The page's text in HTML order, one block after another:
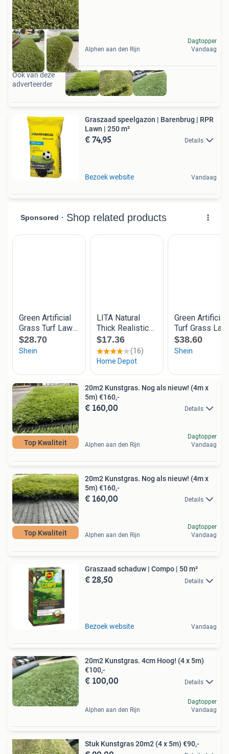
Alphen aan den Rijn
Dagtopper
Vandaag
Ook van deze
adverteerder
Graszaad speelgazon | Barenbrug | RPR
Lawn | 250 m²
€ 74,95 Details
Bezoek website Vandaag
Top Kwaliteit
20m2 Kunstgras. Nog als nieuw! (4m x
5m) €160,-
€ 160,00 Details
Alphen aan den Rijn
Dagtopper
Vandaag
Top Kwaliteit
20m2 Kunstgras. Nog als nieuw! (4m x
5m) €160,-
€ 160,00 Details
Alphen aan den Rijn
Dagtopper
Vandaag
Graszaad schaduw | Compo | 50 m²
€ 28,50 Details
Bezoek website Vandaag
20m2 Kunstgras. 4cm Hoog! (4 x 5m)
€100,-
€ 100,00 Details
Alphen aan den Rijn
Dagtopper
Vandaag
Stuk Kunstgras 20m2 (4 x 5m) €90,-